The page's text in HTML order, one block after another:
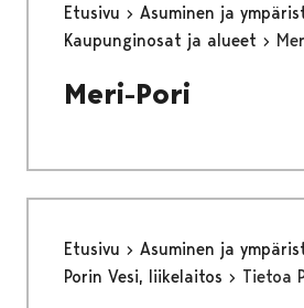
Etusivu Asuminen ja
Kaupunginosat ja alueet
Meri-Pori
Etusivu
Asuminen ja
Porin Vesi, liikelaitos
Tietoa